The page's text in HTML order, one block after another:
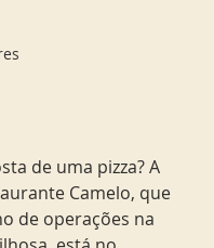
Camelo, que
de operações na